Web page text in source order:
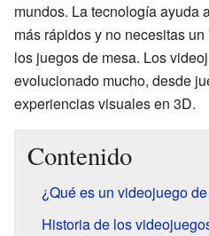
mundos. La tecnología ayuda
más rápidos y no necesitas
los juegos de mesa. Los
evolucionado mucho, desde
experiencias visuales en 3D.
Contenido
¿Qué es un videojuego
Historia de los